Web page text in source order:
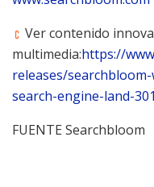
Ver contenido
multimedia:https://
releases/
search-engine-land-
FUENTE Searchbloom